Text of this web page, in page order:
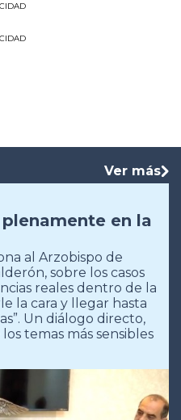
Ver más
en la
al Arzobispo de
sobre los casos
reales dentro de la
la cara y llegar hasta
Un diálogo directo,
temas más sensibles